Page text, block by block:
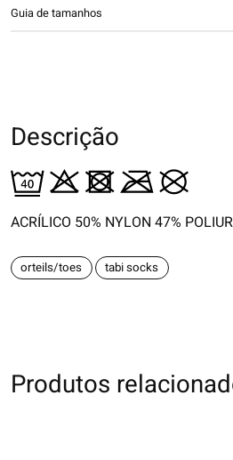
Guia de tamanhos
Descrição
ACRÍLICO 50% NYLON 47%
orteils/toes tabi socks
Produtos